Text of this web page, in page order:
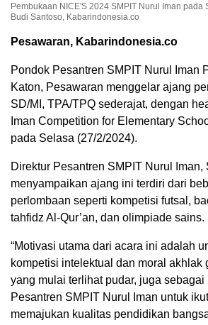
Pembukaan NICE'S 2024 SMPIT Nurul Iman pada
Budi Santoso, Kabarindonesia.co
Pesawaran, Kabarindonesia.co
Pondok Pesantren SMPIT Nurul Iman
Katon, Pesawaran menggelar ajang
SD/MI, TPA/TPQ sederajat, dengan
Iman Competition for Elementary
pada Selasa (27/2/2024).
Direktur Pesantren SMPIT Nurul Iman,
menyampaikan ajang ini terdiri dari
perlombaan seperti kompetisi futsal,
tahfidz Al-Qur’an, dan olimpiade sains.
“Motivasi utama dari acara ini adalah
kompetisi intelektual dan moral akhlak
yang mulai terlihat pudar, juga
Pesantren SMPIT Nurul Iman untuk
memajukan kualitas pendidikan